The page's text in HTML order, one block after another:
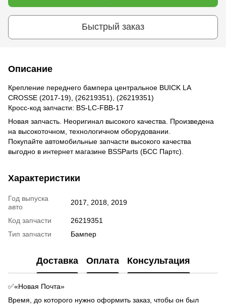
Быстрый заказ
Описание
Крепление переднего бампера центральное BUICK LA
CROSSE (2017-19), (26219351), (26219351)
Кросс-код запчасти: BS-LC-FBB-17
Новая запчасть. Неоригинал высокого качества. Произведена
на высокоточном, технологичном оборудовании.
Покупайте автомобильные запчасти высокого качества
выгодно в интернет магазине BSSParts (БСС Партс).
Характеристики
Год выпуска
авто
2017, 2018, 2019
Код запчасти
26219351
Тип запчасти
Бампер
Доставка Оплата Консультация
✅«Новая Почта»
Время, до которого нужно оформить заказ, чтобы он был